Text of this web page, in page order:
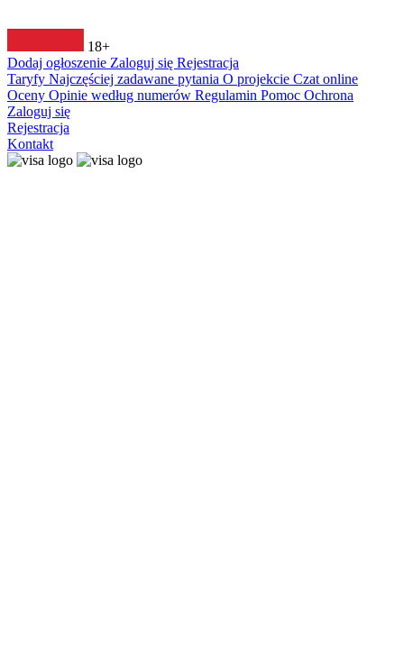
18+
Dodaj ogłoszenie Zaloguj się Rejestracja
Taryfy Najczęściej zadawane pytania O projekcie Czat online
Oceny Opinie według numerów Regulamin Pomoc Ochrona
Zaloguj się
Rejestracja
Kontakt